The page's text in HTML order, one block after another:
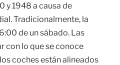
y 1948 a causa de
Tradicionalmente, la
de un sábado. Las
con lo que se conoce
coches están alineados